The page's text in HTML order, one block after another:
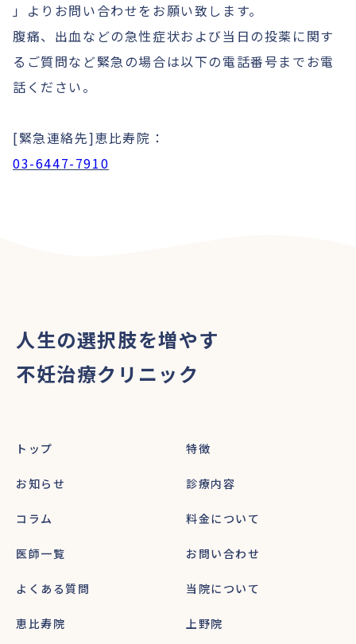
」よりお問い合わせをお願い致します。
腹痛、出血などの急性症状および当日の投薬に関す
るご質問など緊急の場合は以下の電話番号までお電
話ください。
[緊急連絡先]恵比寿院：
03-6447-7910
人生の選択肢を増やす
不妊治療クリニック
トップ 特徴
お知らせ 診療内容
コラム 料金について
医師一覧 お問い合わせ
よくある質問 当院について
恵比寿院 上野院